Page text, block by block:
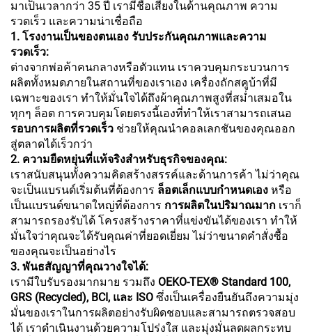
มาเป็นเวลากว่า 35 ปี เรามีชื่อเสียงในด้านคุณภาพ ความ
รวดเร็ว และความน่าเชื่อถือ
1. โรงงานเป็นของตนเอง รับประกันคุณภาพและความ
รวดเร็ว:
ต่างจากพ่อค้าคนกลางหรือตัวแทน เราควบคุมกระบวนการ
ผลิตทั้งหมดภายในสถานที่ของเราเอง เครื่องถักสคูบ้าที่มี
เฉพาะของเรา ทำให้มั่นใจได้ถึงผ้าคุณภาพสูงที่สม่ำเสมอใน
ทุกๆ ล็อต การควบคุมโดยตรงนี้เองที่ทำให้เราสามารถเสนอ
รอบการผลิตที่รวดเร็ว ช่วยให้คุณนำคอลเลกชันของคุณออก
สู่ตลาดได้เร็วกว่า
2. ความยืดหยุ่นที่แท้จริงสำหรับธุรกิจของคุณ:
เราสนับสนุนทั้งความคิดสร้างสรรค์และด้านการค้า ไม่ว่าคุณ
จะเป็นแบรนด์เริ่มต้นที่ต้องการ ล็อตเล็กแบบกำหนดเอง หรือ
เป็นแบรนด์ขนาดใหญ่ที่ต้องการ การผลิตในปริมาณมาก เราก็
สามารถรองรับได้ โครงสร้างราคาที่แข่งขันได้ของเรา ทำให้
มั่นใจว่าคุณจะได้รับคุณค่าที่ยอดเยี่ยม ไม่ว่าขนาดคำสั่งซื้อ
ของคุณจะเป็นอย่างไร
3. พันธสัญญาที่คุณวางใจได้:
เรามีใบรับรองมากมาย รวมถึง OEKO-TEX® Standard 100,
GRS (Recycled), BCI, และ ISO ซึ่งเป็นเครื่องยืนยันถึงความมุ่ง
มั่นของเราในการผลิตอย่างรับผิดชอบและสามารถตรวจสอบ
ได้ เราดำเนินงานด้วยความโปร่งใส และมุ่งมั่นลดผลกระทบ